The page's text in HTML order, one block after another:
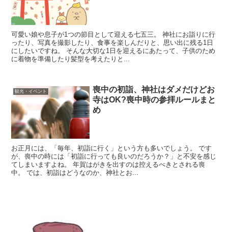
可愛い娘や息子が1つの節目として迎える七五三。 神社にお詣りに行
ったり、写真を撮影したり、食事を楽しんだりと、思い出に残る1日
にしたいですね。 そんな大切な1日を迎えるにあたって、子供のため
に着物を準備したり髪型を考えたりと...
観光・イベント
喪中の初詣、神社はダメだけどお
寺はOK?喪中時の参拝ルールまと
め
お正月には、「毎年、初詣に行く」という方も多いでしょう。 です
が、喪中の時には「初詣に行っても良いのだろうか？」と不安を感じ
てしまいますよね。 年賀はがきを出すのは控えるべきとされる喪
中。 では、初詣はどうなのか、神社とお...